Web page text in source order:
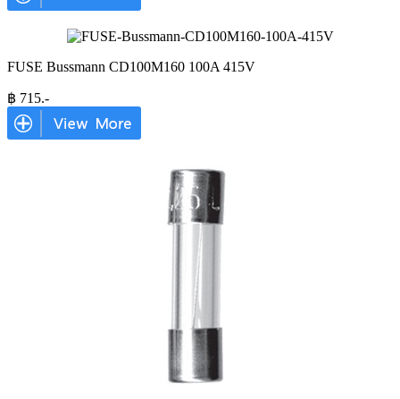
FUSE Bussmann CD100M160 100A 415V
฿ 715.-